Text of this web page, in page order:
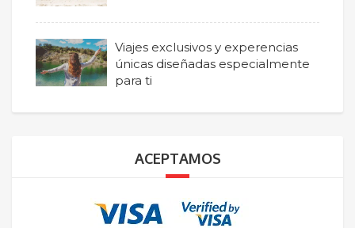
Viajes exclusivos y experencias
únicas diseñadas especialmente
para ti
ACEPTAMOS